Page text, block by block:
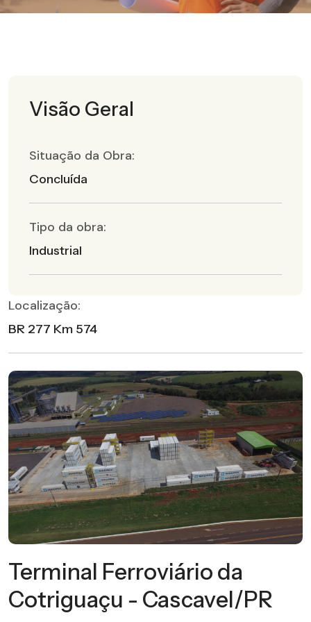
Visão Geral
Situação da Obra:
Concluída
Tipo da obra:
Industrial
Localização:
BR 277 Km 574
Terminal Ferroviário da
Cotriguaçu - Cascavel/PR